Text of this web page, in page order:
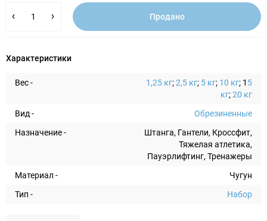
Продано
Характеристики
Вес - 1,25 кг;2,5 кг; 5 кг; 10 кг; 1 5
кг;20 кг
Вид -
Обрезиненные
Назначение -
Штанга, Гантели, Кроссфит,
Тяжелая атлетика,
Пауэрлифтинг, Тренажеры
Материал -
Чугун
Тип -
Набор